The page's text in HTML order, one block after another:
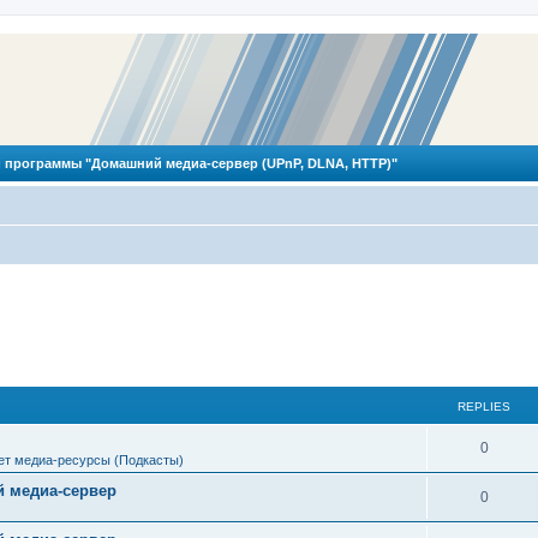
программы "Домашний медиа-сервер (UPnP, DLNA, HTTP)"
REPLIES
медиа-ресурсы (Подкасты)
0R
e
сервер 0R
e